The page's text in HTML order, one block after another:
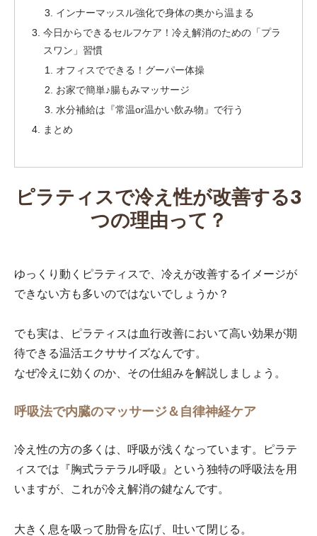
インナーマッスル強化で身体の奥から温まる
今日からできるセルフケア！冷え解消のための「プラ
スワン」習慣
オフィスでできる！グーパー体操
お家で簡単♪腸もみマッサージ
水分補給は『常温or温かい飲み物』で行う
まとめ
ピラティスで冷え性が改善する3
つの理由って？
ゆっくり動くピラティスで、冷えが改善するイメージが
できない方も多いのではないでしょうか？
でも実は、ピラティスは血行改善において高い効果が期
待できる温活エクササイズなんです。
なぜ冷えに効くのか、その仕組みを解説しましょう。
呼吸法で内臓のマッサージ＆自律神経ケア
冷え性の方の多くは、呼吸が浅くなっています。ピラテ
ィスでは『胸式ラテラル呼吸』という独特の呼吸法を用
いますが、これが冷え解消の鍵なんです。
大きく息を吸って肋骨を広げ、吐いて閉じる。